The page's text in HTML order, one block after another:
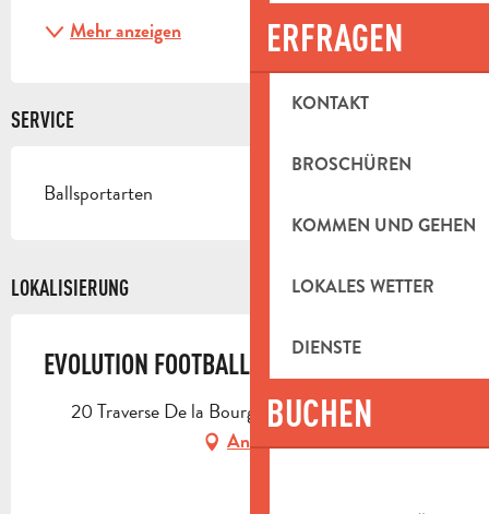
ERFRAGEN
KONTAKT
BROSCHÜREN
KOMMEN UND GEHEN
LOKALES WETTER
DIENSTE
BUCHEN
Mehr anzeigen
SERVICE
Ballsportarten
LOKALISIERUNG
EVOLUTION FOOTBALL
20 Traverse De la Bourgade, 13400 Aubagne
Anfahrt